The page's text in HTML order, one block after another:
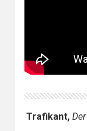
Trafikant,